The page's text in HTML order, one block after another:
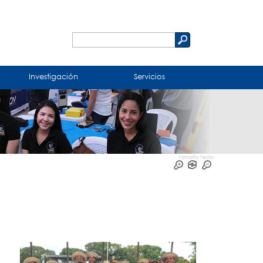
de
búsqueda
Investigación Servicios
Tamaño Texto